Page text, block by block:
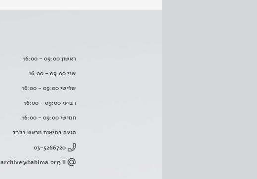
ראשון 09:00 - 16:00
שני 09:00 - 16:00
שלישי 09:00 - 16:00
רביעי 09:00 - 16:00
חמישי 09:00 - 16:00
הגעה בתיאום מראש בלבד
03-5266720
archive@habima.org.il